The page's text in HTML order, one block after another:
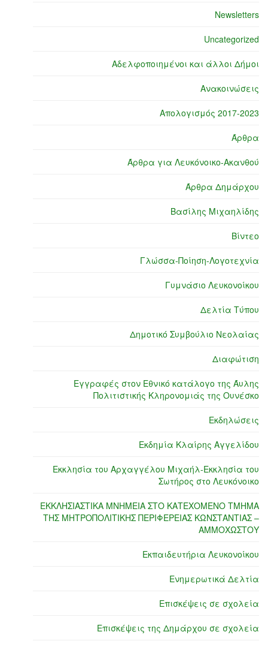
Newsletters
Uncategorized
Αδελφοποιημένοι και άλλοι Δήμοι
Ανακοινώσεις
Απολογισμός 2017-2023
Άρθρα
Άρθρα για Λευκόνοικο-Ακανθού
Άρθρα Δημάρχου
Βασίλης Μιχαηλίδης
Βίντεο
Γλώσσα-Ποίηση-Λογοτεχνία
Γυμνάσιο Λευκονοίκου
Δελτία Τύπου
Δημοτικό Συμβούλιο Νεολαίας
Διαφώτιση
Εγγραφές στον Εθνικό κατάλογο της Άυλης
Πολιτιστικής Κληρονομιάς της Ουνέσκο
Εκδηλώσεις
Εκδημία Κλαίρης Αγγελίδου
Εκκλησία του Αρχαγγέλου Μιχαήλ-Εκκλησία του
Σωτήρος στο Λευκόνοικο
ΕΚΚΛΗΣΙΑΣΤΙΚΑ ΜΝΗΜΕΙΑ ΣΤΟ ΚΑΤΕΧΟΜΕΝΟ ΤΜΗΜΑ
ΤΗΣ ΜΗΤΡΟΠΟΛΙΤΙΚΗΣ ΠΕΡΙΦΕΡΕΙΑΣ ΚΩΝΣΤΑΝΤΙΑΣ –
ΑΜΜΟΧΩΣΤΟΥ
Εκπαιδευτήρια Λευκονοίκου
Ενημερωτικά Δελτία
Επισκέψεις σε σχολεία
Επισκέψεις της Δημάρχου σε σχολεία